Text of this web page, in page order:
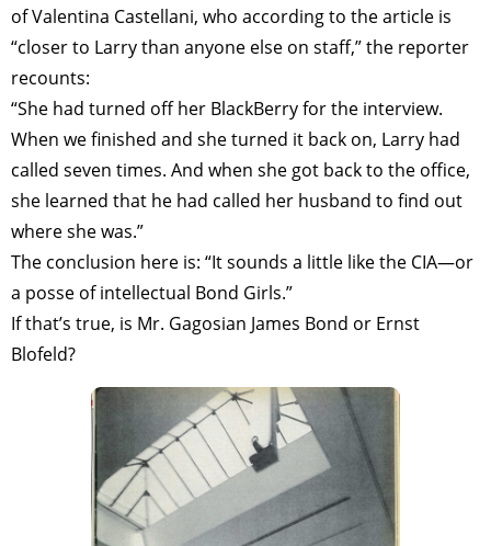
of Valentina Castellani, who according to the article is
“closer to Larry than anyone else on staff,” the reporter
recounts:
“She had turned off her BlackBerry for the interview.
When we finished and she turned it back on, Larry had
called seven times. And when she got back to the office,
she learned that he had called her husband to find out
where she was.”
The conclusion here is: “It sounds a little like the CIA—or
a posse of intellectual Bond Girls.”
If that’s true, is Mr. Gagosian James Bond or Ernst
Blofeld?